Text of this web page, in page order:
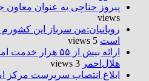
پیروز حناچی به عنوان
views
رویانیان:من سرباز این
است 5 views
ارائه بیش از ۵۵
هلال‌احمر 3 views
ابلاغ انتصاب سرپرست مرکز